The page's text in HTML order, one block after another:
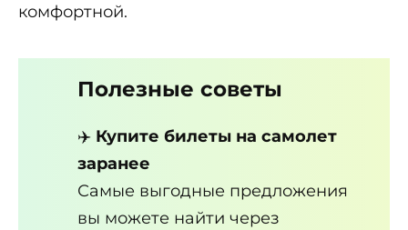
комфортной.
Полезные советы
✈️ Купите билеты на самолет
заранее
Самые выгодные предложения
вы можете найти через